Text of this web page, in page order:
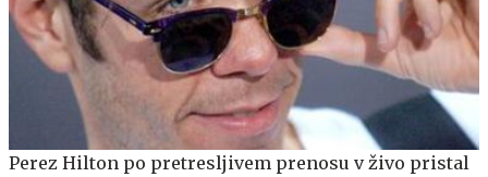
Perez Hilton po pretresljivem prenosu v živo pristal